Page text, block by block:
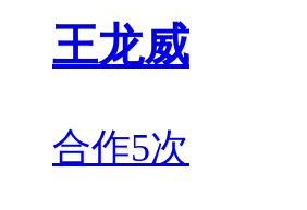
王龙威
合作5次